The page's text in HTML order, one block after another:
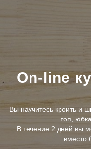
On-line
Вы научитесь кроить и
топ,
В течение 2 дней вы
вместо